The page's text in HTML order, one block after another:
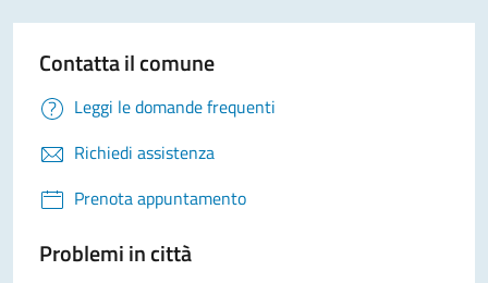
Contatta il comune
Leggi le domande frequenti
Richiedi assistenza
Prenota appuntamento
Problemi in città